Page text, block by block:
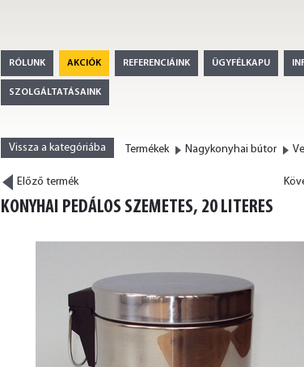
RÓLUNK AKCIÓK REFERENCIÁINK ÜGYFÉLKAPU
SZOLGÁLTATÁSAINK
Vissza a kategóriába Termékek Nagykonyhai bútor
Előző termék
KONYHAI PEDÁLOS SZEMETES, 20 LITERES